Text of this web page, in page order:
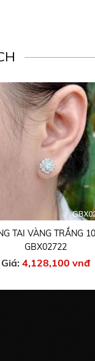
TAI VÀNG TRẮNG
GBX02722
Giá:4,128,100 vnđ